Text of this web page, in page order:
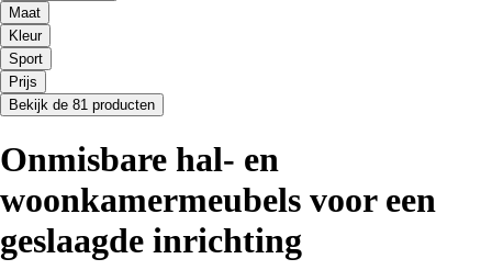
Maat
Kleur
Sport
Prijs
Bekijk de 81 producten
Onmisbare hal- en
woonkamermeubels voor een
geslaagde inrichting